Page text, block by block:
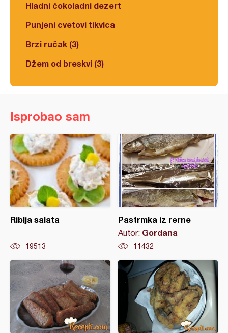
Hladni čokoladni dezert
Punjeni cvetovi tikvica
Brzi ručak (3)
Džem od breskvi (3)
Isprobao sam
Riblja salata
19513
Pastrmka iz rerne
Autor: Gordana
11432